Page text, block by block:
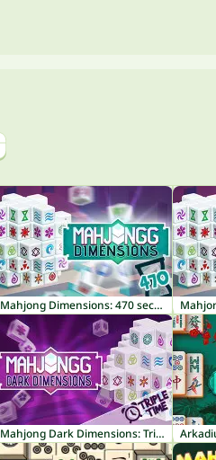
Mahjong Dimensions: 470 seconds
Mahjong Dark Dimensions: Triple Time